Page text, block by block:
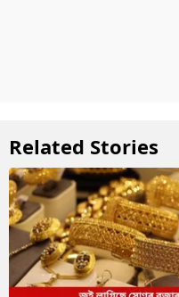
Related Stories